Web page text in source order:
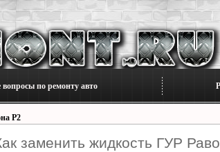
по ремонту авто
Р2
заменить жидкость ГУР